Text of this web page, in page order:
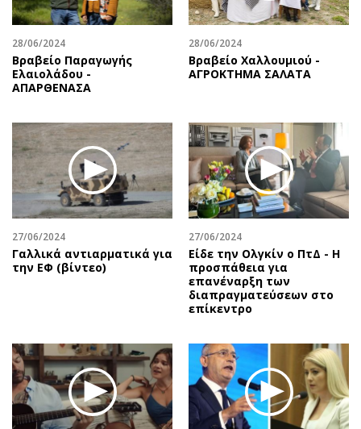
Σινεμά
Μουσική
Εικαστικά
Χειρόγραφα
Wine routes
Uncut
Προσφορές
Επιστολές
28/06/2024
Βραβείο Παραγωγής
Ελαιολάδου -
ΑΠΑΡΘΕΝΑΣΑ
28/06/2024
Βραβείο Χαλλουμιού -
ΑΓΡΟΚΤΗΜΑ ΣΑΛΑΤΑ
27/06/2024
Γαλλικά αντιαρματικά για
την ΕΦ (βίντεο)
27/06/2024
Είδε την Ολγκίν ο ΠτΔ - Η
προσπάθεια για
επανέναρξη των
διαπραγματεύσεων στο
επίκεντρο